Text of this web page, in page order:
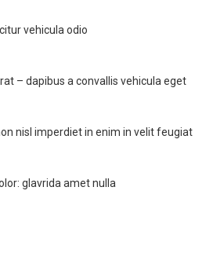
vehicula odio
– dapibus a convallis vehicula eget
nisl imperdiet in enim in velit feugiat
glavrida amet nulla